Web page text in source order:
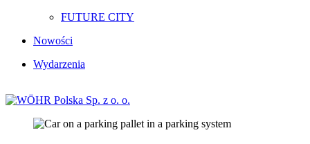
FUTURE CITY
Nowości
Wydarzenia